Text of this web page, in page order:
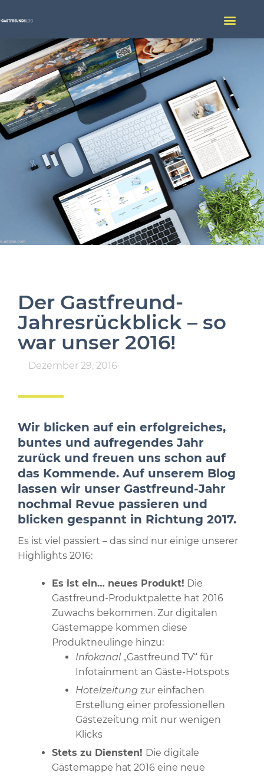
Der Gastfreund-
Jahresrückblick – so
war unser 2016!
Dezember 29, 2016
Wir blicken auf ein erfolgreiches,
buntes und aufregendes Jahr
zurück und freuen uns schon auf
das Kommende. Auf unserem Blog
lassen wir unser Gastfreund-Jahr
nochmal Revue passieren und
blicken gespannt in Richtung 2017.
Es ist viel passiert – das sind nur einige unserer
Highlights 2016:
Es ist ein… neues Produkt! Die
Gastfreund-Produktpalette hat 2016
Zuwachs bekommen. Zur digitalen
Gästemappe kommen diese
Produktneulinge hinzu:
Infokanal „Gastfreund TV“ für
Infotainment an Gäste-Hotspots
Hotelzeitung zur einfachen
Erstellung einer professionellen
Gästezeitung mit nur wenigen
Klicks
Stets zu Diensten! Die digitale
Gästemappe hat 2016 eine neue